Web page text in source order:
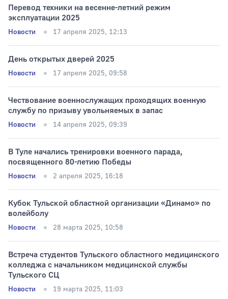
Тип раздела
Перевод техники на весенне-летний режим
эксплуатации 2025
Новости 17 апреля 2025, 12:13
День открытых дверей 2025
Новости 17 апреля 2025, 09:58
Чествование военнослужащих проходящих военную
службу по призыву увольняемых в запас
Новости 14 апреля 2025, 09:39
В Туле начались тренировки военного парада,
посвященного 80-летию Победы
Новости 2 апреля 2025, 16:18
Кубок Тульской областной организации «Динамо» по
волейболу
Новости 28 марта 2025, 10:58
Встреча студентов Тульского областного медицинского
колледжа с начальником медицинской службы
Тульского СЦ
Новости 19 марта 2025, 11:03